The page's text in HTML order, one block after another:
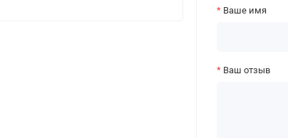
Ваше имя
Ваш отзыв